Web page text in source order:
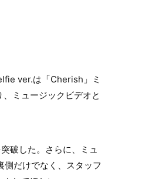
ver.は「Cherish」ミ
ミュージックビデオと
破した。さらに、ミュ
だけでなく、スタッフ